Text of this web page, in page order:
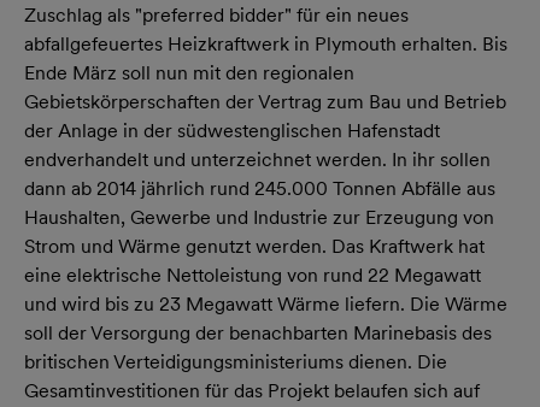
Zuschlag als "preferred bidder" für ein neues
abfallgefeuertes Heizkraftwerk in Plymouth erhalten. Bis
Ende März soll nun mit den regionalen
Gebietskörperschaften der Vertrag zum Bau und Betrieb
der Anlage in der südwestenglischen Hafenstadt
endverhandelt und unterzeichnet werden. In ihr sollen
dann ab 2014 jährlich rund 245.000 Tonnen Abfälle aus
Haushalten, Gewerbe und Industrie zur Erzeugung von
Strom und Wärme genutzt werden. Das Kraftwerk hat
eine elektrische Nettoleistung von rund 22 Megawatt
und wird bis zu 23 Megawatt Wärme liefern. Die Wärme
soll der Versorgung der benachbarten Marinebasis des
britischen Verteidigungsministeriums dienen. Die
Gesamtinvestitionen für das Projekt belaufen sich auf